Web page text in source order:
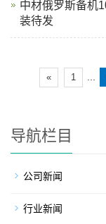
中材俄罗斯备机
装待发
« 1
导航栏目
公司新闻
行业新闻